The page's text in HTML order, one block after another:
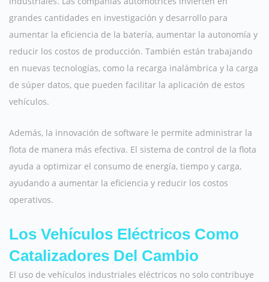
grandes cantidades en investigación y desarrollo para
aumentar la eficiencia de la batería, aumentar la autonomía y
reducir los costos de producción. También están trabajando
en nuevas tecnologías, como la recarga inalámbrica y la carga
de súper datos, que pueden facilitar la aplicación de estos
vehículos.
Además, la innovación de software le permite administrar la
flota de manera más efectiva. El sistema de control de la flota
ayuda a optimizar el consumo de energía, tiempo y carga,
ayudando a aumentar la eficiencia y reducir los costos
operativos.
Los Vehículos Eléctricos Como
Catalizadores Del Cambio
El uso de vehículos industriales eléctricos no solo contribuye